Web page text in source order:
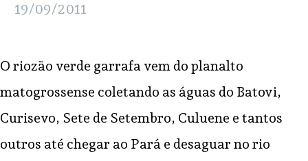
19/09/2011
O riozão verde garrafa vem do planalto
matogrossense coletando as águas do Batovi,
Curisevo, Sete de Setembro, Culuene e tantos
outros até chegar ao Pará e desaguar no rio